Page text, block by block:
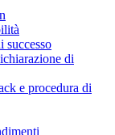
successo
di
e procedura di